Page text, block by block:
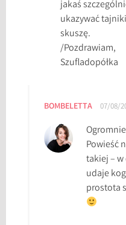
jakaś
ukazywać
skuszę.
/Pozdrawiam,
Szufladopółka
BOMBELETTA 07/08/
Powieść
takiej –
udaje
prostota